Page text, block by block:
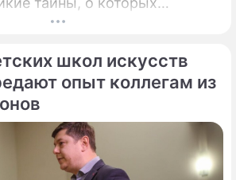
даже не догадывались.
школ искусств
опыт коллегам из